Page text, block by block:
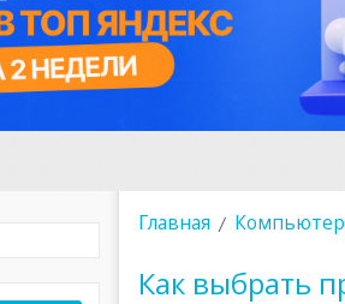
Главная Компьютер
Как выбрать